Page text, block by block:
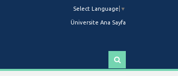
Select Language ▼
Üniversite Ana Sayfa
r